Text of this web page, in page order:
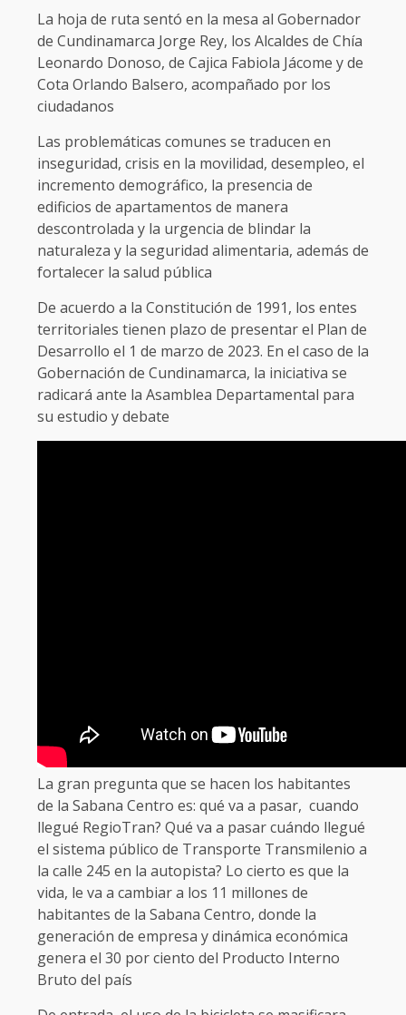
La hoja de ruta sentó en la mesa al Gobernador
de Cundinamarca Jorge Rey, los Alcaldes de Chía
Leonardo Donoso, de Cajica Fabiola Jácome y de
Cota Orlando Balsero, acompañado por los
ciudadanos
Las problemáticas comunes se traducen en
inseguridad, crisis en la movilidad, desempleo, el
incremento demográfico, la presencia de
edificios de apartamentos de manera
descontrolada y la urgencia de blindar la
naturaleza y la seguridad alimentaria, además de
fortalecer la salud pública
De acuerdo a la Constitución de 1991, los entes
territoriales tienen plazo de presentar el Plan de
Desarrollo el 1 de marzo de 2023. En el caso de la
Gobernación de Cundinamarca, la iniciativa se
radicará ante la Asamblea Departamental para
su estudio y debate
La gran pregunta que se hacen los habitantes
de la Sabana Centro es: qué va a pasar, cuando
llegué RegioTran? Qué va a pasar cuándo llegué
el sistema público de Transporte Transmilenio a
la calle 245 en la autopista? Lo cierto es que la
vida, le va a cambiar a los 11 millones de
habitantes de la Sabana Centro, donde la
generación de empresa y dinámica económica
genera el 30 por ciento del Producto Interno
Bruto del país